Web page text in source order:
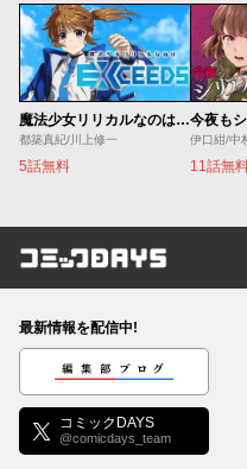
魔法少女リリカルなのは EXCEEDS
都築真紀/川上修一
5話無料
伊口紺/中
11話無
コミックDAYS
最新情報を配信中!
編集部ブログ
コミックDAYS
@comicdays_team